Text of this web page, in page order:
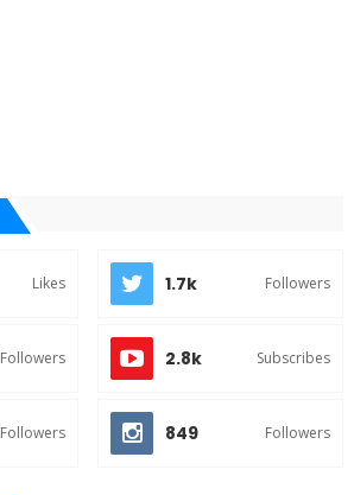
Likes 1.7k Followers
Followers 2.8k Subscribes
Followers 849 Followers